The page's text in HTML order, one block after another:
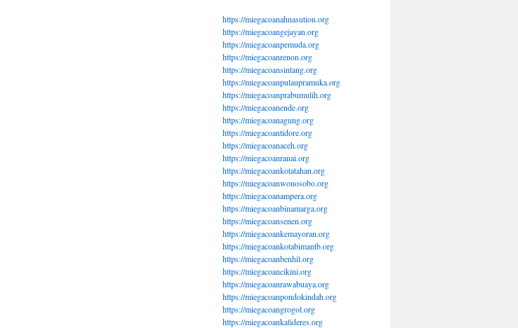
https://miegacoanahnasution.org
https://miegacoangejayan.org
https://miegacoanpemuda.org
https://miegacoanrenon.org
https://miegacoansintang.org
https://miegacoanpulaupramuka.org
https://miegacoanprabumulih.org
https://miegacoanende.org
https://miegacoanagung.org
https://miegacoantidore.org
https://miegacoanaceh.org
https://miegacoanranai.org
https://miegacoankotatahan.org
https://miegacoanwonosobo.org
https://miegacoanampera.org
https://miegacoanbinamarga.org
https://miegacoansenen.org
https://miegacoankemayoran.org
https://miegacoankotabimantb.org
https://miegacoanbenhil.org
https://miegacoancikini.org
https://miegacoanrawabuaya.org
https://miegacoanpondokindah.org
https://miegacoangrogol.org
https://miegacoankalideres.org